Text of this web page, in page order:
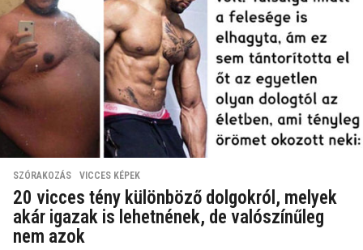
SZÓRAKOZÁS ,VICCES KÉPEK
20 vicces tény különböző dolgokról, melyek
akár igazak is lehetnének, de valószínűleg
nem azok